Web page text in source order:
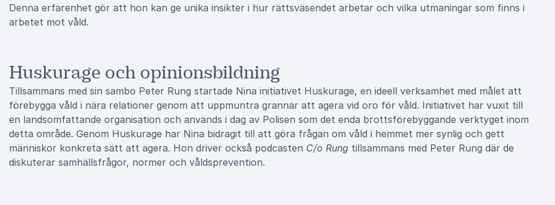
Denna erfarenhet gör att hon kan ge unika insikter i hur rättsväsendet arbetar och vilka utmaningar som finns i
arbetet mot våld.
Huskurage och opinionsbildning
Tillsammans med sin sambo Peter Rung startade Nina initiativet Huskurage, en ideell verksamhet med målet att
förebygga våld i nära relationer genom att uppmuntra grannar att agera vid oro för våld. Initiativet har vuxit till
en landsomfattande organisation och används i dag av Polisen som det enda brottsförebyggande verktyget inom
detta område. Genom Huskurage har Nina bidragit till att göra frågan om våld i hemmet mer synlig och gett
människor konkreta sätt att agera. Hon driver också podcasten C/o Rung tillsammans med Peter Rung där de
diskuterar samhällsfrågor, normer och våldsprevention.